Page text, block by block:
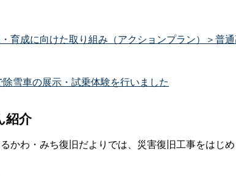
育成に向けた取り組み（アクションプラン）＞普
雪車の展示・試乗体験を行いました
紹介
かわ・みち復旧だよりでは、災害復旧工事をはじ